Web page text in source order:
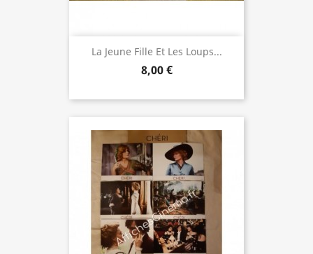
La Jeune Fille Et Les Loups...
8,00 €